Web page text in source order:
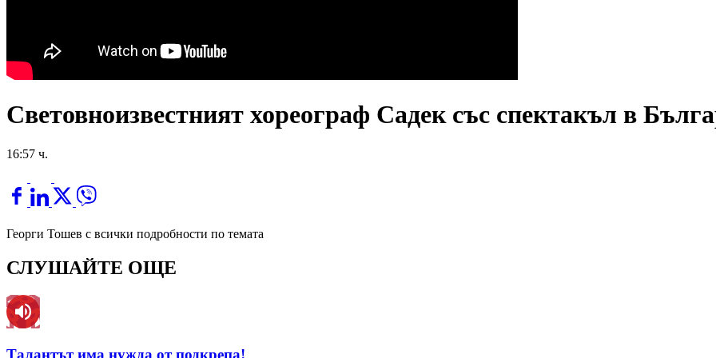
Световноизвестният хореограф Садек със спектакъл в
16:57 ч.
Георги Тошев с всички подробности по темата
СЛУШАЙТЕ ОЩЕ